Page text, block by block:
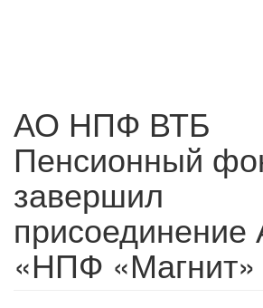
АО НПФ ВТБ
Пенсионный
завершил
«НПФ «Магнит»